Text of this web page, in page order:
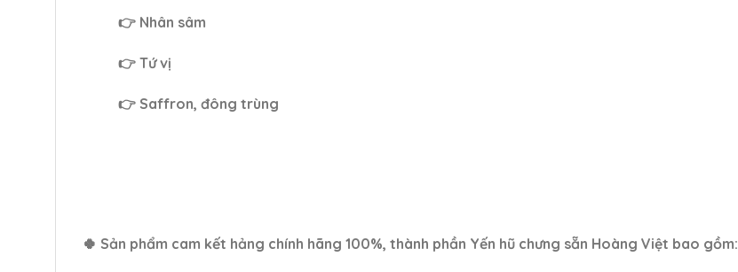
👉 Nhân sâm
👉 Tứ vị
👉 Saffron, đông trùng
🍀 Sản phẩm cam kết hảng chính hãng 100%, thành phần Yến hũ chưng sẵn Hoàng Việt bao gồm: